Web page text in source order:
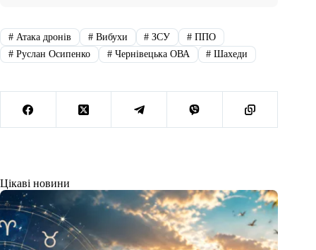
#Атака дронів #Вибухи # ЗСУ # ППО
#Руслан Осипенко #Чернівецька ОВА # Шахеди
Цікаві новини